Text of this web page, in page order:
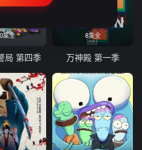
集全
局 第四季
8集全
万神殿 第一季